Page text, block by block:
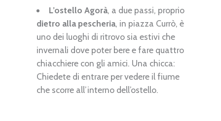
L’ostello Agorà, a due passi, proprio
dietro alla pescheria, in piazza Currò, è
uno dei luoghi di ritrovo sia estivi che
invernali dove poter bere e fare quattro
chiacchiere con gli amici. Una chicca:
Chiedete di entrare per vedere il fiume
che scorre all’interno dell’ostello.